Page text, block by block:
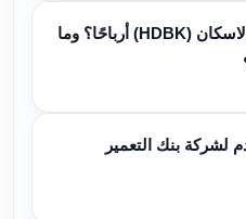
هل يوزع سهم بنك التعمير والاسكان (HDBK) أرباحًا؟ وما
لشركة بنك التعمير